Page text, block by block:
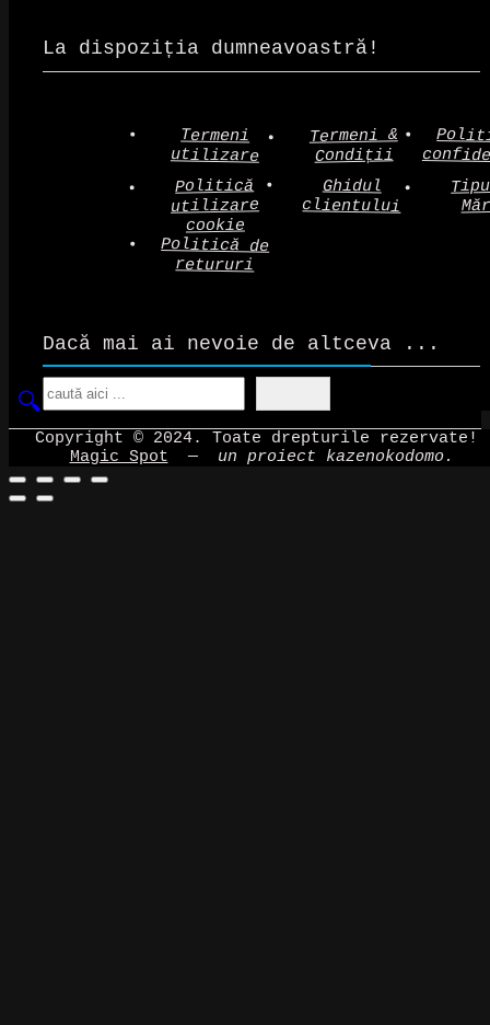
La dispoziția dumneavoastră!
Termeni
utilizare
Termeni &
Condiții
Politică
utilizare
cookie
Ghidul
clientului
Politică de
retururi
Dacă mai ai nevoie de altceva ...
Copyright © 2024. Toate drepturile rezervate!
Magic Spot — un proiect kazenokodomo.